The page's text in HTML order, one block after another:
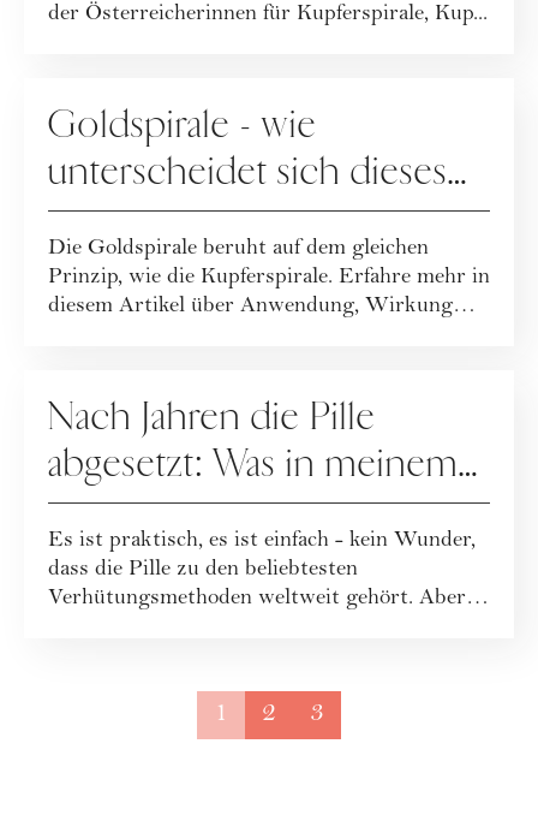
der Österreicherinnen für Kupferspirale, Kup...
Goldspirale - wie
unterscheidet sich dieses
Verhütungsmittel zu
anderen Spiralen?
Die Goldspirale beruht auf dem gleichen
Prinzip, wie die Kupferspirale. Erfahre mehr in
diesem Artikel über Anwendung, Wirkung
Nach Jahren die Pille
abgesetzt: Was in meinem
Körper geschah
Es ist praktisch, es ist einfach - kein Wunder,
dass die Pille zu den beliebtesten
Verhütungsmethoden weltweit gehört. Aber
1 2 3